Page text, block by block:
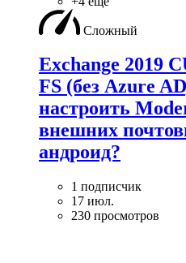
Сложный
Exchange 2019
FS (без Azure
настроить
внешних
андроид?
1 подписчик
17 июл.
230 просмотров